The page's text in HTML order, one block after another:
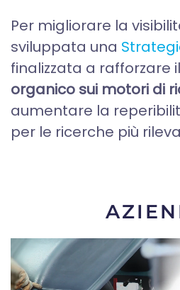
Per migliorare la
sviluppata una
finalizzata a rafforzare il
organico sui motori di
aumentare la
per le ricerche più